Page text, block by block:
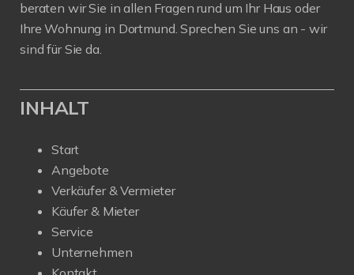
beraten wir Sie in allen Fragen rund um Ihr Haus oder
Ihre Wohnung in Dortmund. Sprechen Sie uns an - wir
sind für Sie da.
INHALT
Start
Angebote
Verkäufer & Vermieter
Käufer & Mieter
Service
Unternehmen